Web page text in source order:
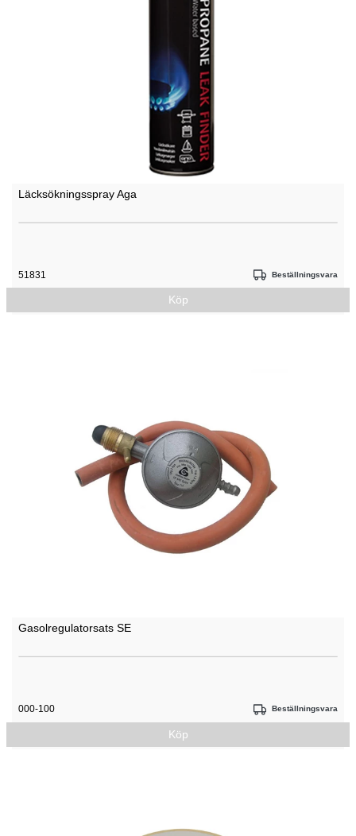
Läcksökningsspray Aga
51831 Beställningsvara
Köp
Gasolregulatorsats SE
000-100 Beställningsvara
Köp